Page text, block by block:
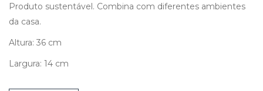
Produto sustentável. Combina com diferentes ambientes
da casa.
Altura: 36 cm
Largura: 14 cm